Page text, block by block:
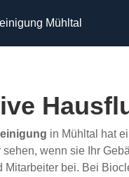
Mühltal
in Mühltal hat
wenn sie Ihr
Mitarbeiter bei. Bei